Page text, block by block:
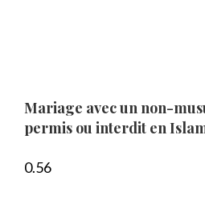
Mariage avec un non-
permis ou interdit en